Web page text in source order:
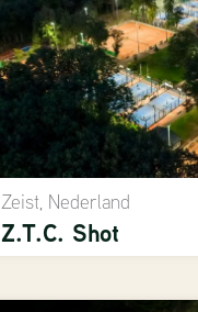
Zeist, Nederland
Z.T.C. Shot